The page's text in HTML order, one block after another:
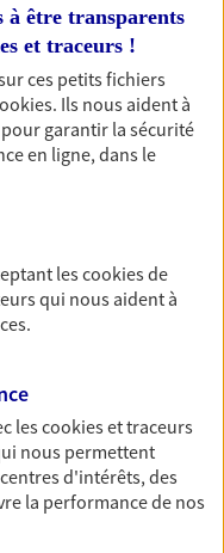
LIGNE
de la Vie
en herbe
Protection
de vie et vos
de la Vie
LIGNE
avec votre
Un contrat
à être transparents
et traceurs !
ces petits fichiers
. Ils nous aident à
garantir la sécurité
en ligne, dans le
lescookiesde
qui nous aident à
lescookies et traceurs
nous permettent
d'intérêts, des
la performance de nos